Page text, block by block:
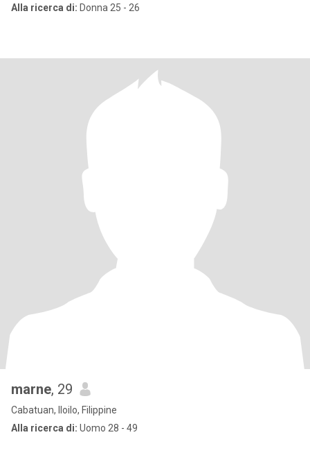
Alla ricerca di: Donna 25 - 26
marne, 29
Cabatuan, Iloilo, Filippine
Alla ricerca di: Uomo 28 - 49